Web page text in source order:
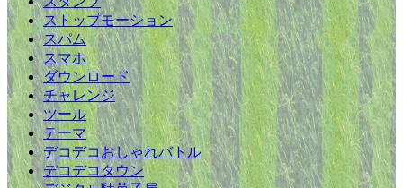
ストップモーション
スパム
スマホ
ダウンロード
チャレンジ
ツール
テーマ
デコデコおしゃれバトル
デコデコタウン